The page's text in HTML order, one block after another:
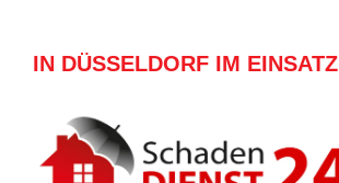
IN DÜSSELDORF IM EINSATZ